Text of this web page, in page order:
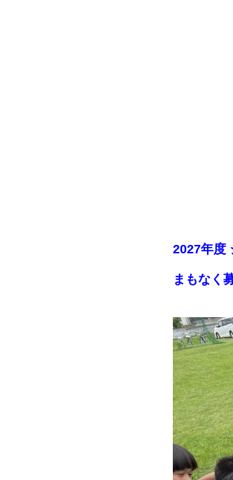
2027年度
まもなく